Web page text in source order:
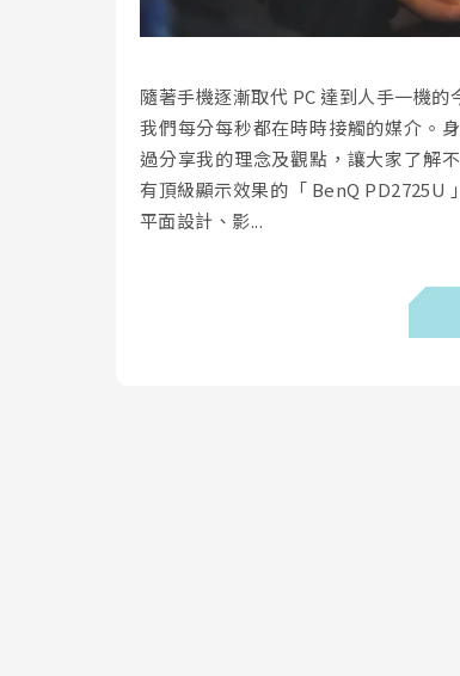
隨著手機逐漸取代 PC 達到人手一機
我們每分每秒都在時時接觸的媒介。
過分享我的理念及觀點，讓大家了解
有頂級顯示效果的「 BenQ PD2725U
平面設計、影...